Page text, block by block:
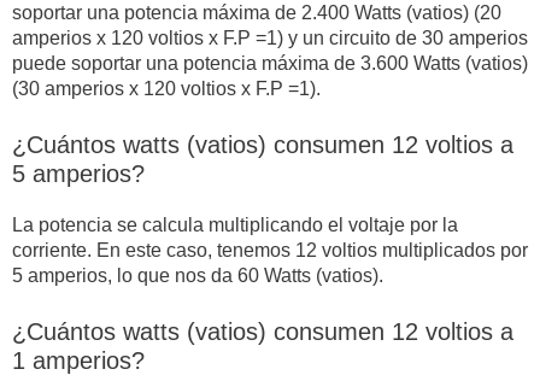
soportar una potencia máxima de 2.400 Watts (vatios) (20
amperios x 120 voltios x F.P =1) y un circuito de 30 amperios
puede soportar una potencia máxima de 3.600 Watts (vatios)
(30 amperios x 120 voltios x F.P =1).
¿Cuántos watts (vatios) consumen 12 voltios a
5 amperios?
La potencia se calcula multiplicando el voltaje por la
corriente. En este caso, tenemos 12 voltios multiplicados por
5 amperios, lo que nos da 60 Watts (vatios).
¿Cuántos watts (vatios) consumen 12 voltios a
1 amperios?